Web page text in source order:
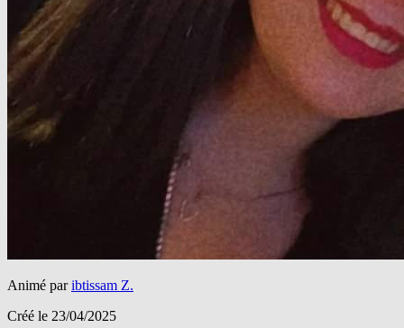
Animé paribtissam Z.
Créé le 23/04/2025